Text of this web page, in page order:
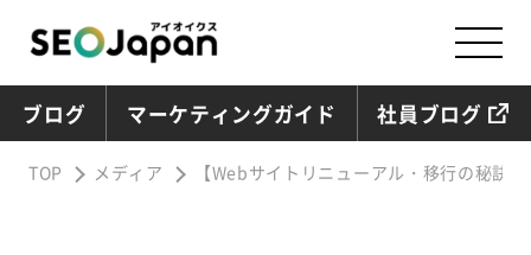
ブログ マーケティングガイド 社員ブログ
TOP メディア 【Webサイトリニューアル・移行の秘訣